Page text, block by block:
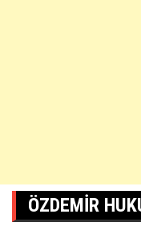
ÖZDEMIR